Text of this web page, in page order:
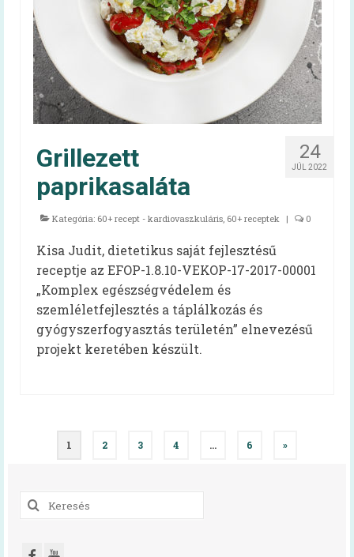
Egészséges táplálkozás otthon és az
iskolában (kiadvány)
Oktatási anyagok
felállításához
Mindent a menzáról videók
Iskolabüfé
Cikkek
Tankonyha
Galéria
Hírek
24
JÚL 2022
Grillezett
paprikasaláta
Kategória: 60+ recept - kardiovaszkuláris, 60+ receptek | 0
Kisa Judit, dietetikus saját fejlesztésű
receptje az EFOP-1.8.10-VEKOP-17-2017-00001
„Komplex egészségvédelem és
szemléletfejlesztés a táplálkozás és
gyógyszerfogyasztás területén” elnevezésű
projekt keretében készült.
Bejegyzés
navigáció
1 2 3 4 … 6 »
Keresés
a